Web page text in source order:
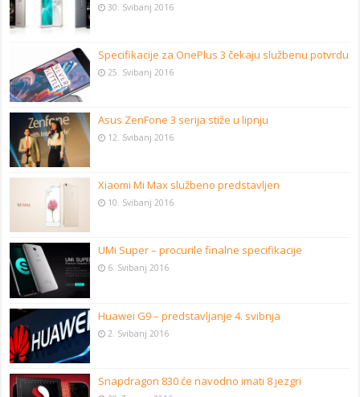
30. Svibanj 2016
Specifikacije za OnePlus 3 čekaju službenu potvrdu
25. Svibanj 2016
Asus ZenFone 3 serija stiže u lipnju
12. Svibanj 2016
Xiaomi Mi Max službeno predstavljen
10. Svibanj 2016
UMi Super – procurile finalne specifikacije
6. Svibanj 2016
Huawei G9 – predstavljanje 4. svibnja
2. Svibanj 2016
Snapdragon 830 će navodno imati 8 jezgri